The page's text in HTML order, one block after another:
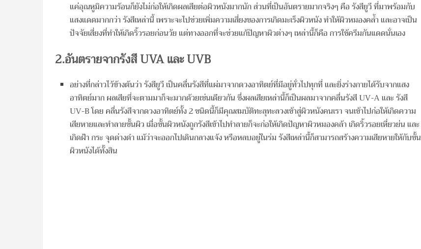
แค่อุณหูมิความร้อนก็ยังไม่ก่อให้เกิดผลเสียต่อผิวหนังมากนัก ส่วนที่เป็นอันตรายมากจริงๆ คือ รังสียูวี ที่มาพร้อมกับ
แสงแดดมากกว่า รังสีเหล่านี้ เพราะจะไปช่วยเพิ่มความเสี่ยงของการเกิดมะเร็งผิวหนัง ทำให้ผิวหมองคล้ำ และอาจเป็น
ปัจจัยเสี่ยงที่ทำให้เกิดริ้วรอยก่อนวัย แต่ทางออกที่จะช่วยแก้ปัญหาผิวต่างๆ เหล่านี้ก็คือ การใช้ครีมกันแดดนั่นเอง
2.อันตรายจากรังสีUVAและUVB
อย่างที่กล่าวไว้ข้างต้นว่า รังสียูวี เป็นคลื่นรังสีที่แผ่มาจากดวงอาทิตย์ที่มีอยู่ทั่วไปทุกที่ และยิ่งร่างกายได้รับจากแสง
อาทิตย์มาก ผลเสียที่จะตามมาก็จะมากด้วยเช่นเดียวกัน ซึ่งผลเสียเหล่านี้ก็เป็นผลมาจากคลื่นรังสี UV-A และ รังสี
UV-B โดย คลื่นรังสีจากดวงอาทิตย์ทั้ง 2 ชนิดนี้ก็มีคุณสมบัติทะลุทะลวงเข้าสู่ผิวหนังคนเรา จนเข้าไปก่อให้เกิดความ
เสียหายและทำลายชั้นผิว เมื่อชั้นผิวหนังถูกรังสีเข้าไปทำลายก็จะก่อให้เกิดปัญหาผิวหมองคล้า เกิดริ้วรอยเหี่ยวย่น และ
เกิดฝ้า กระ จุดด่างดำ แม้ว่าจะออกไปเดินกลางแจ้ง หรือหลบอยู่ในร่ม รังสีเหล่านี้ก็สามารถสร้างความเสียหายให้กับชั้น
ผิวหนังได้ทั้งสิน